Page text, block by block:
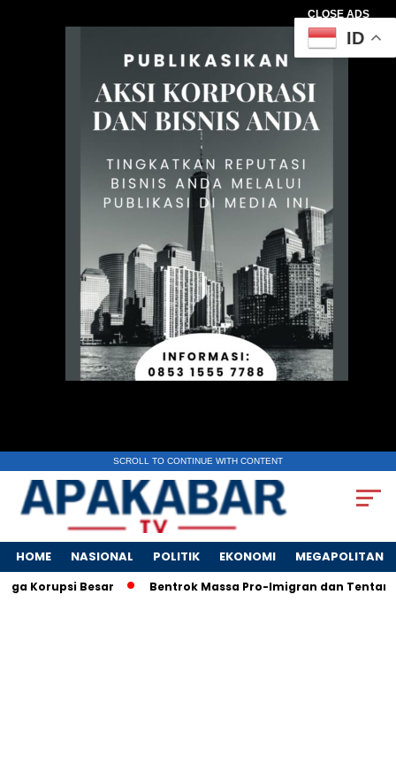
CLOSE ADS
SCROLL TO CONTINUE WITH CONTENT
HOME NASIONAL POLITIK EKONOMI MEGAPOLITAN
Besar Bentrok Massa Pro-Imigran dan Tentara AS
ID